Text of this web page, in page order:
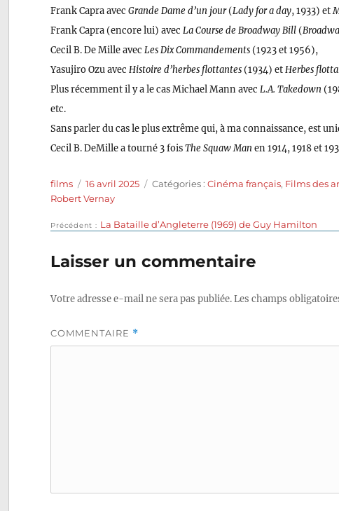
Frank Capra avecGrande Dame d’un jour(Lady for a day, 1933) et
Frank Capra (encore lui) avec La Course de Broadway Bill(
Cecil B. De Mille avec Les Dix Commandements(1923 et 1956),
Yasujiro Ozu avec Histoire d’herbes flottantes(1934) et Herbes
Plus récemment il y a le cas Michael Mann avec L.A. Takedown
etc.
Sans parler du cas le plus extrême qui, à ma connaissance, est
Cecil B. DeMille a tourné 3 foisThe Squaw Man en 1914, 1918 et
Auteur
films
Publié
le
16 avril 2025 Catégories
Catégories :Cinéma français, Films des
Robert Vernay
Navigation
de
l’article
Précédent
Publication
La Bataille d’Angleterre (1969) de Guy Hamilton
Laisser un commentaire
Votre adresse e-mail ne sera pas publiée.Les champs
COMMENTAIRE *